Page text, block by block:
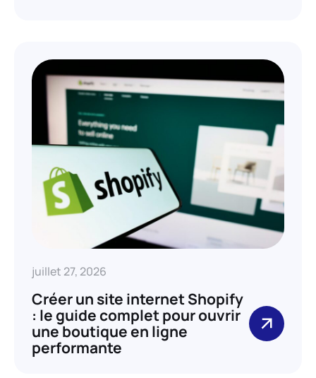
juillet 27, 2026
Créer un site internet Shopify
: le guide complet pour ouvrir
une boutique en ligne
performante